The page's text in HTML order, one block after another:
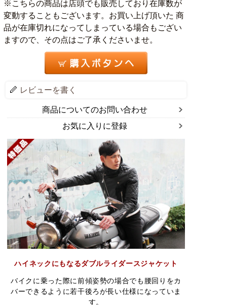
※こちらの商品は店頭でも販売しており在庫数が
変動することもございます。お買い上げ頂いた 商
品が在庫切れになってしまっている場合もござい
ますので、その点はご了承くださいませ。
レビューを書く
商品についてのお問い合わせ
お気に入りに登録
ハイネックにもなるダブルライダースジャケット
バイクに乗った際に前傾姿勢の場合でも腰回りをカ
バーできるように若干後ろが長い仕様になっていま
す。